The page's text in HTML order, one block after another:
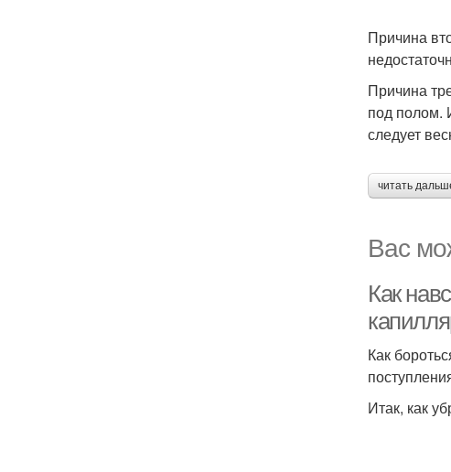
Причина
Причина
под полом.
следует
читать
Вас
Как
Как
Итак, как